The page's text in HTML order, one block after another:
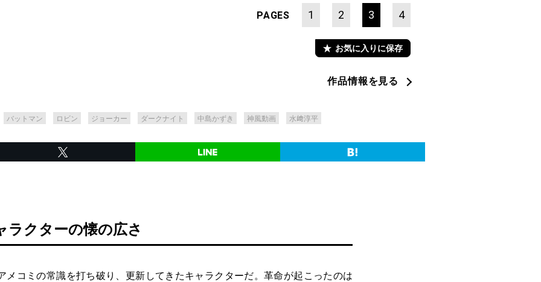
PAGES 1 2 3 4
お気に入りに保存
バットマン ロビン ジョーカー ダークナイト 中島かずき 神風動画 水﨑淳平
作品情報を見る
ラクターの懐の広さ
コミの常識を打ち破り、更新してきたキャラクターだ。革命が起こったのは